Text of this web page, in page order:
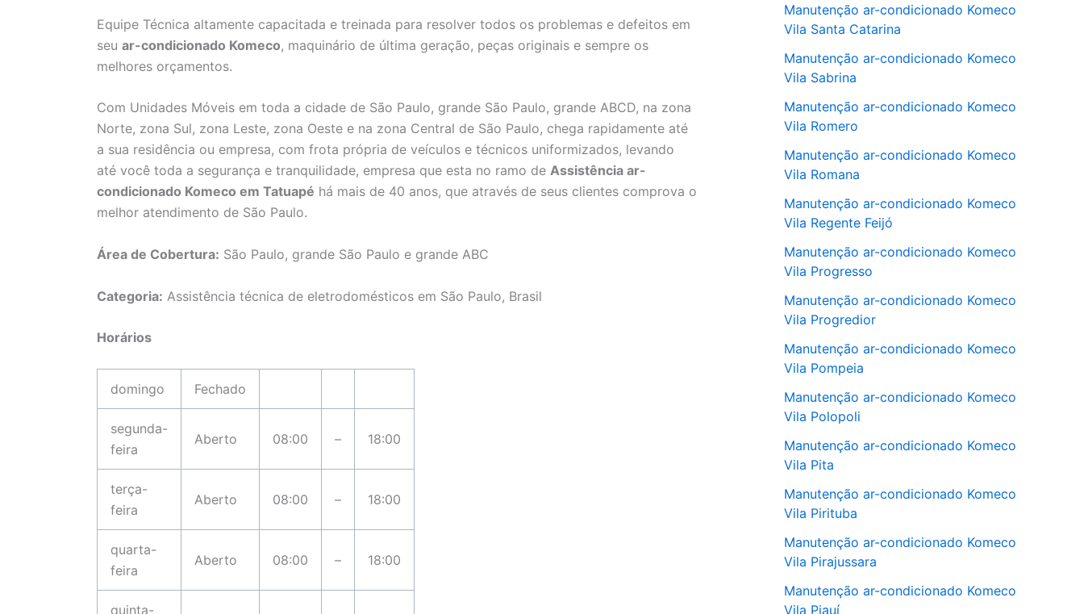
Equipe Técnica altamente capacitada e treinada para resolver todos os problemas e defeitos em
seu ar-condicionado Komeco, maquinário de última geração, peças originais e sempre os
melhores orçamentos.
Com Unidades Móveis em toda a cidade de São Paulo, grande São Paulo, grande ABCD, na zona
Norte, zona Sul, zona Leste, zona Oeste e na zona Central de São Paulo, chega rapidamente até
a sua residência ou empresa, com frota própria de veículos e técnicos uniformizados, levando
até você toda a segurança e tranquilidade, empresa que esta no ramo de Assistência ar-
condicionado Komeco em Tatuapé há mais de 40 anos, que através de seus clientes comprova o
melhor atendimento de São Paulo.
Área de Cobertura: São Paulo, grande São Paulo e grande ABC
Categoria: Assistência técnica de eletrodomésticos em São Paulo, Brasil
Horários
domingo Fechado
segunda-
feira
Aberto 08:00 – 18:00
terça-
feira
Aberto 08:00 – 18:00
quarta-
feira
Aberto 08:00 – 18:00
quinta-
Manutenção ar-condicionado Komeco
Vila Santa Catarina
Manutenção ar-condicionado Komeco
Vila Sabrina
Manutenção ar-condicionado Komeco
Vila Romero
Manutenção ar-condicionado Komeco
Vila Romana
Manutenção ar-condicionado Komeco
Vila Regente Feijó
Manutenção ar-condicionado Komeco
Vila Progresso
Manutenção ar-condicionado Komeco
Vila Progredior
Manutenção ar-condicionado Komeco
Vila Pompeia
Manutenção ar-condicionado Komeco
Vila Polopoli
Manutenção ar-condicionado Komeco
Vila Pita
Manutenção ar-condicionado Komeco
Vila Pirituba
Manutenção ar-condicionado Komeco
Vila Pirajussara
Manutenção ar-condicionado Komeco
Vila Piauí